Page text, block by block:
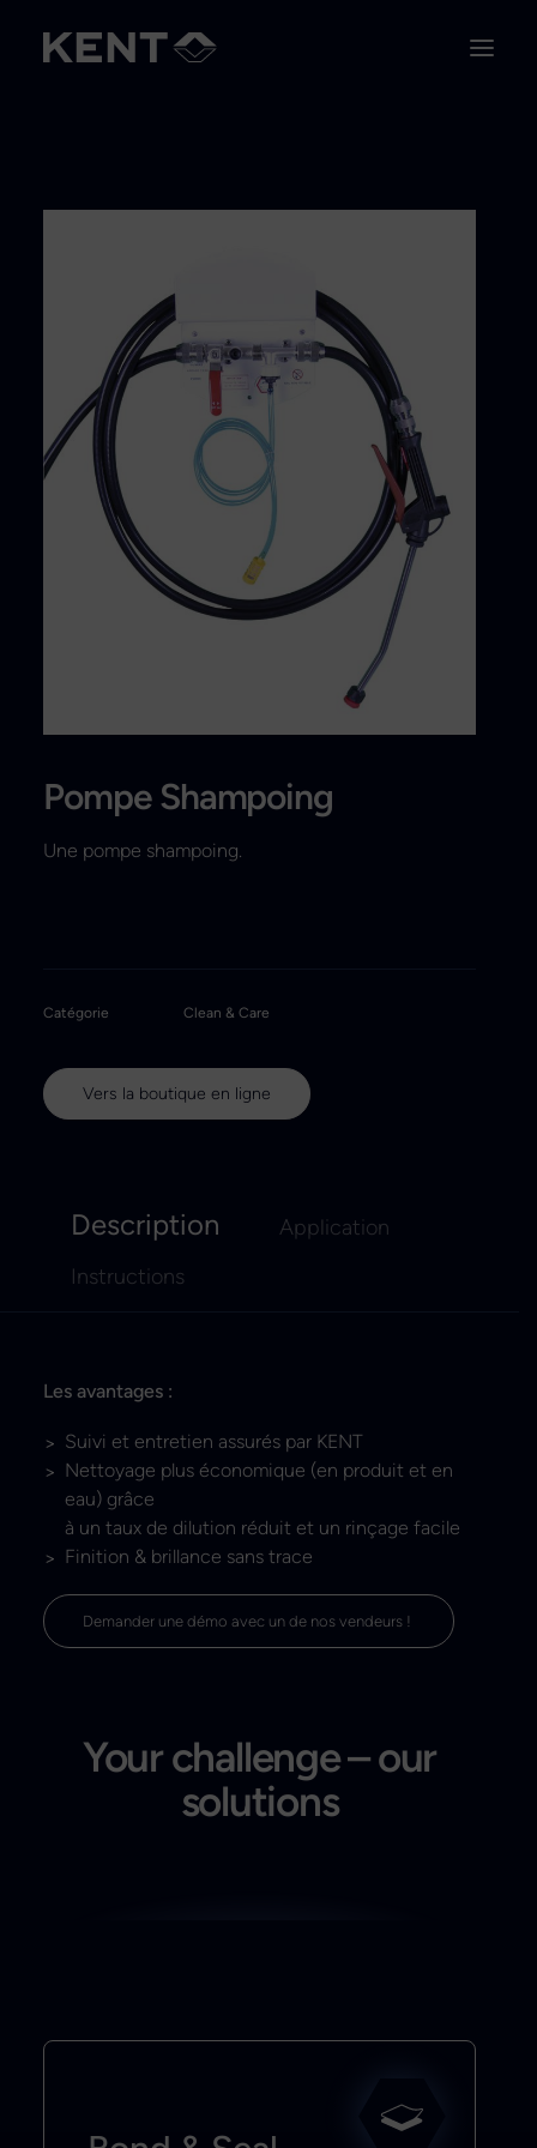
Recherche
Pompe Shampoing
Une pompe shampoing.
Catégorie Clean & Care
Vers la boutique en ligne
Description
Application
Instructions
Les avantages :
Suivi et entretien assurés par KENT
Nettoyage plus économique (en produit et en
eau) grâce
à un taux de dilution réduit et un rinçage facile
Finition & brillance sans trace
Demander une démo avec un de nos vendeurs !
Your challenge – our
solutions